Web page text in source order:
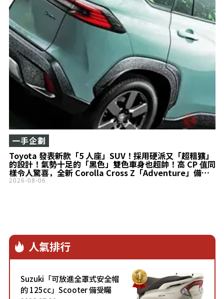
Toyota 發表新款「5 人座」SUV！採用硬派又「超粗獷」
的設計！氣勢十足的「黑色」雙色車身也超帥！高 CP 值同
樣令人驚喜，全新 Corolla Cross Z「Adventure」備受
矚目！
一手企劃
2026-08-06
人氣排行
Suzuki「可放進全罩式安全帽
的 125cc」Scooter 備受矚